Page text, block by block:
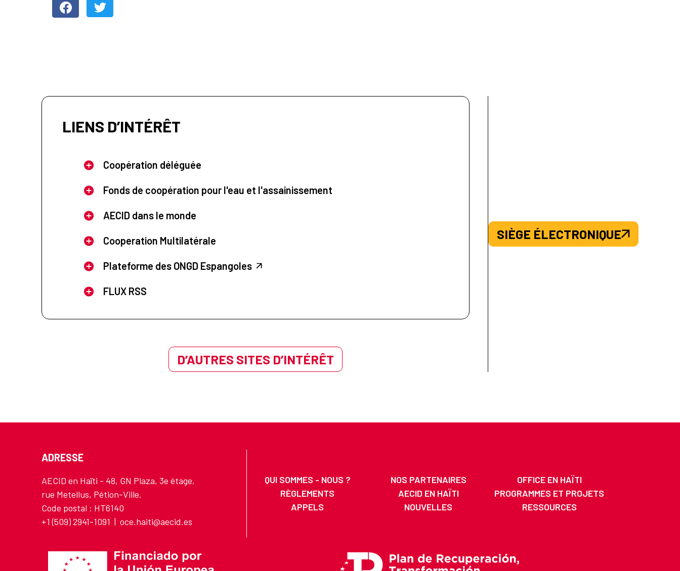
LIENS D’INTÉRÊT
Coopération déléguée
Fonds de coopération pour l'eau et l'assainissement
AECID dans le monde
Cooperation Multilatérale
Plateforme des ONGD Espangoles
FLUX RSS
D’AUTRES SITES D’INTÉRÊT
SIÈGE ÉLECTRONIQUE
ADRESSE
AECID en Haïti - 48, GN Plaza, 3e étage,
rue Metellus, Pétion-Ville.
Code postal : HT6140
+1 (509) 2941-1091 | oce.haiti@aecid.es
QUI SOMMES - NOUS ? NOS PARTENAIRES
OFFICE EN HAÏTI
RÈGLEMENTS
AECID EN HAÏTI
PROGRAMMES ET PROJETS
APPELS
NOUVELLES RESSOURCES